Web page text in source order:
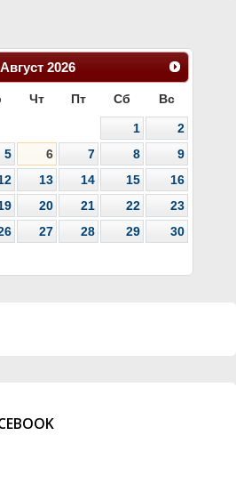
Август 2026
Чт Пт Сб Вс
1
2
5 6 7 8
9
13 14 15
16
20 21 22
23
27 28 29
30